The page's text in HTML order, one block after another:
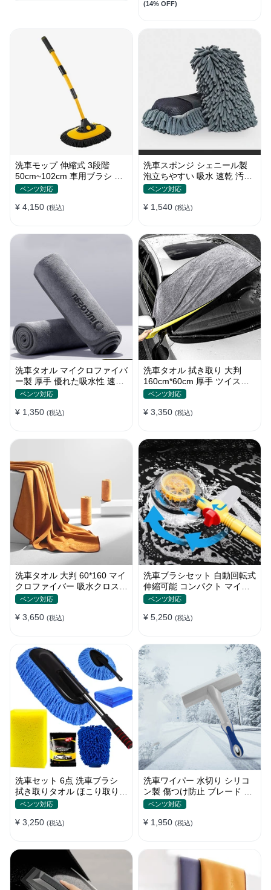
(14% OFF)
洗車モップ 伸縮式 3段階
50cm~102cm 車用ブラシ 高
品質シェニール 柔らかい
ベンツ対応
¥ 4,150 (税込)
洗車スポンジ シェニール製
泡立ちやすい 吸水 速乾 汚れ
落とし 洗車グローブ
ベンツ対応
¥ 1,540 (税込)
洗車タオル マイクロファイバ
ー製 厚手 優れた吸水性 速乾
拭き取り 柔らかい S~Lサイ
ベンツ対応
¥ 1,350 (税込)
洗車タオル 拭き取り 大判
160cm*60cm 厚手 ツイスト
パイル 優れた吸水性 コーラ
ベンツ対応
¥ 3,350 (税込)
洗車タオル 大判 60*160 マイ
クロファイバー 吸水クロス
両面タイプ 拭き取り 汚れ落
ベンツ対応
¥ 3,650 (税込)
洗車ブラシセット 自動回転式
伸縮可能 コンパクト マイク
ロファイバー 高圧洗浄
ベンツ対応
¥ 5,250 (税込)
洗車セット 6点 洗車ブラシ
拭き取りタオル ほこり取りモ
ップ 傷防止 家事用
ベンツ対応
¥ 3,250 (税込)
洗車ワイパー 水切り シリコ
ン製 傷つけ防止 ブレード 雪
スクレーパーツール
ベンツ対応
¥ 1,950 (税込)